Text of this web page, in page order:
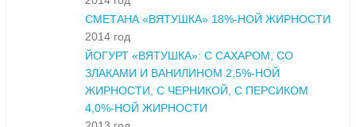
СМЕТАНА «ВЯТУШКА» 18%-НОЙ ЖИРНОСТИ
2014 год
ЙОГУРТ «ВЯТУШКА»: С САХАРОМ, СО
ЗЛАКАМИ И ВАНИЛИНОМ 2,5%-НОЙ
ЖИРНОСТИ, С ЧЕРНИКОЙ, С ПЕРСИКОМ
4,0%-НОЙ ЖИРНОСТИ